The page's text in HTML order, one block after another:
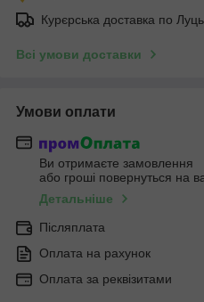
Курєрська доставка по
Всі умови доставки
Умови оплати
Ви отримаєте замовлення
або гроші повернуться на
Детальніше
Післяплата
Оплата на рахунок
Оплата за реквізитами